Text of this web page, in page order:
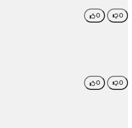
0 0
0 0